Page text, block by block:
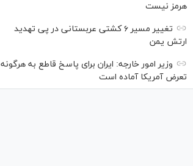
هرمز نیست
تغییر مسیر ۶ کشتی عربستانی در پی تهدید
ارتش یمن
وزیر امور خارجه: ایران برای پاسخ قاطع به هرگونه
تعرض آمریکا آماده است